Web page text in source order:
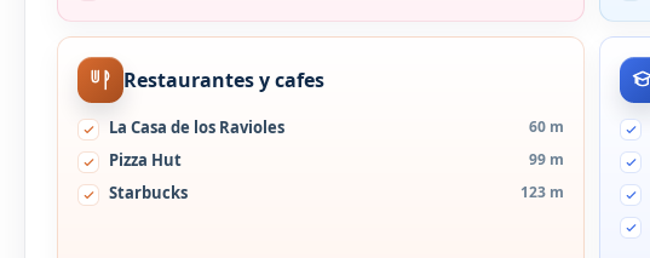
Restaurantes y cafes
La Casa de los Ravioles 60 m
Pizza Hut 99 m
Starbucks 123 m